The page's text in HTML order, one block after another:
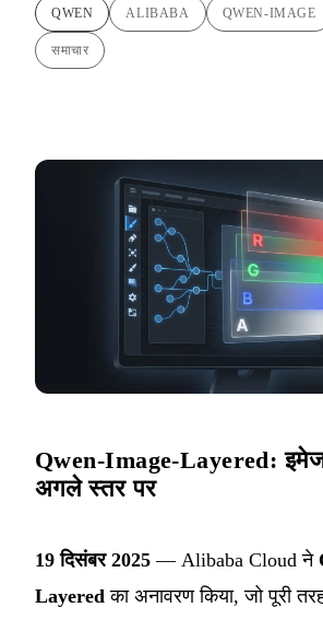
QWEN ALIBABA QWEN-IMAGE
समाचार
Qwen-Image-Layered:
अगले स्तर पर
19 दिसंबर 2025 — Alibaba Cloud ने
Layered का अनावरण किया, जो पूरी